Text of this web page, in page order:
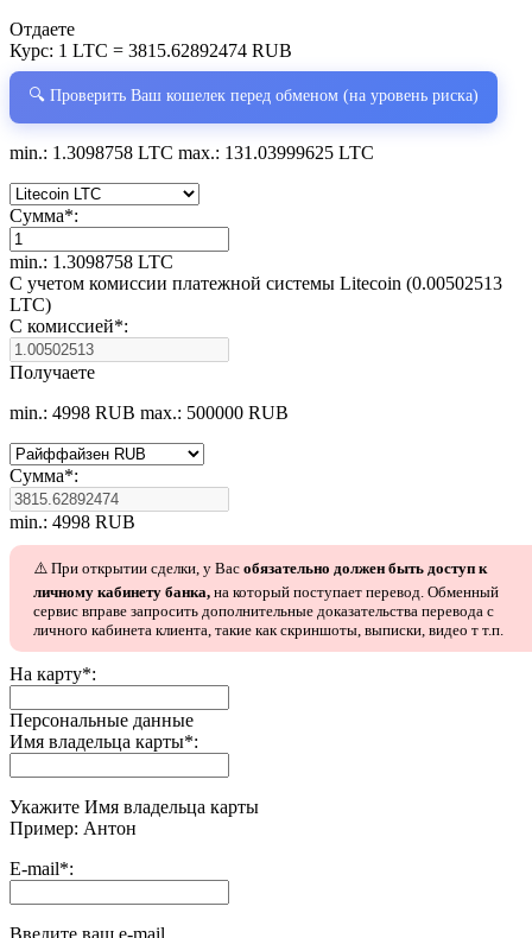
Отдаете
Курс: 1 LTC = 3815.62892474 RUB
🔍 Проверить Ваш кошелек перед обменом (на уровень риска)
min.: 1.3098758 LTC max.: 131.03999625 LTC
Сумма*:
min.: 1.3098758 LTC
С учетом комиссии платежной системы Litecoin (0.00502513
LTC)
С комиссией*:
Получаете
min.: 4998 RUB max.: 500000 RUB
Сумма*:
min.: 4998 RUB
⚠️ При открытии сделки, у Вас обязательно должен быть доступ к
личному кабинету банка, на который поступает перевод. Обменный
сервис вправе запросить дополнительные доказательства перевода с
личного кабинета клиента, такие как скриншоты, выписки, видео т т.п.
На карту*:
Персональные данные
Имя владельца карты*:
Укажите Имя владельца карты
Пример: Антон
E-mail*:
Введите ваш e-mail